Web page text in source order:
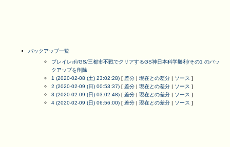
バックアップ一覧
プレイレポ/GS/三都市不戦でクリアするGS神日本科学勝利/その1 のバッ
クアップを削除
1 (2020-02-08 (土) 23:02:28) [ 差分 | 現在との差分 | ソース ]
2 (2020-02-09 (日) 00:53:37) [ 差分 | 現在との差分 | ソース ]
3 (2020-02-09 (日) 03:02:48) [ 差分 | 現在との差分 | ソース ]
4 (2020-02-09 (日) 06:56:00) [ 差分 | 現在との差分 | ソース ]